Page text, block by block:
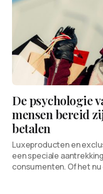
De psychologie
mensen bereid
betalen
Luxeproducten en
een speciale
consumenten. Of het